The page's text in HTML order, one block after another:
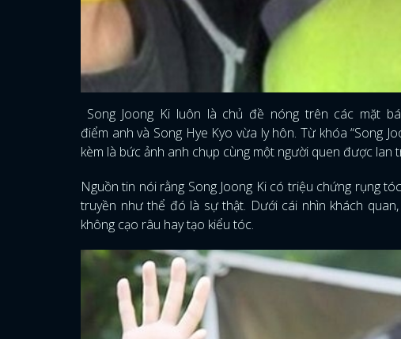
Song Joong Ki luôn là chủ đề nóng trên các mặt
điểm anh và Song Hye Kyo vừa ly hôn. Từ khóa “Song
kèm là bức ảnh anh chụp cùng một người quen được lan
Nguồn tin nói rằng Song Joong Ki có triệu chứng rụng
truyền như thể đó là sự thật. Dưới cái nhìn khách
không cạo râu hay tạo kiểu tóc.